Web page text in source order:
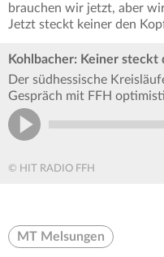
brauchen wir jetzt, aber
Jetzt steckt keiner den
Kohlbacher: Keiner steckt
Der südhessische
Gespräch mit FFH
© HIT RADIO FFH
MT Melsungen